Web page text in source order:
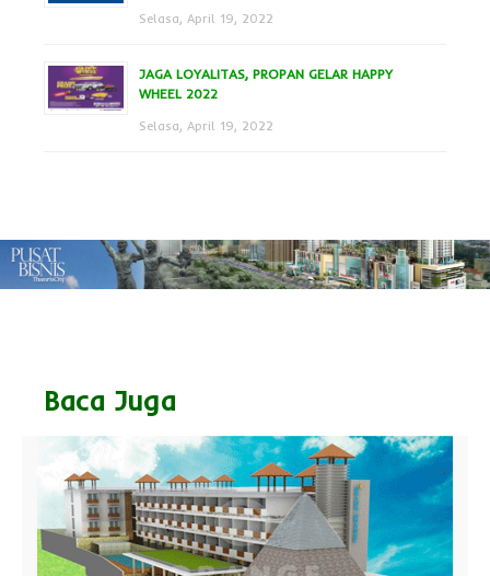
Selasa, April 19, 2022
JAGA LOYALITAS, PROPAN GELAR HAPPY
WHEEL 2022
Selasa, April 19, 2022
Baca Juga